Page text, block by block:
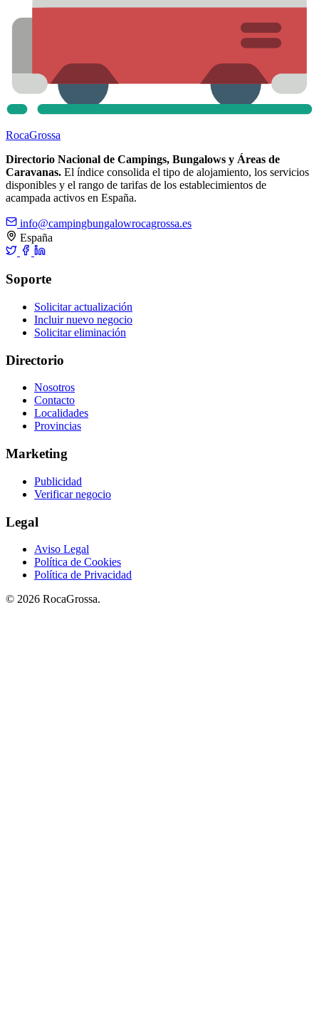
RocaGrossa
Directorio Nacional de Campings, Bungalows y Áreas de
Caravanas. El índice consolida el tipo de alojamiento, los servicios
disponibles y el rango de tarifas de los establecimientos de
acampada activos en España.
info@campingbungalowrocagrossa.es
España
Soporte
Solicitar actualización
Incluir nuevo negocio
Solicitar eliminación
Directorio
Nosotros
Contacto
Localidades
Provincias
Marketing
Publicidad
Verificar negocio
Legal
Aviso Legal
Política de Cookies
Política de Privacidad
© 2026 RocaGrossa.